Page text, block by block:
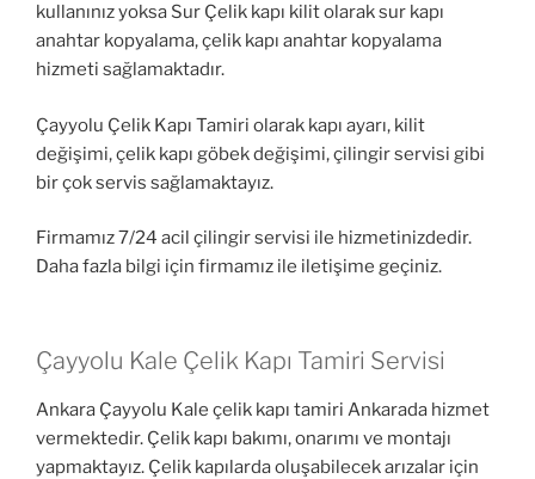
kullanınız yoksa Sur Çelik kapı kilit olarak sur kapı
anahtar kopyalama, çelik kapı anahtar kopyalama
hizmeti sağlamaktadır.
Çayyolu Çelik Kapı Tamiri olarak kapı ayarı, kilit
değişimi, çelik kapı göbek değişimi, çilingir servisi gibi
bir çok servis sağlamaktayız.
Firmamız 7/24 acil çilingir servisi ile hizmetinizdedir.
Daha fazla bilgi için firmamız ile iletişime geçiniz.
Çayyolu Kale Çelik Kapı Tamiri Servisi
Ankara Çayyolu Kale çelik kapı tamiri Ankarada hizmet
vermektedir. Çelik kapı bakımı, onarımı ve montajı
yapmaktayız. Çelik kapılarda oluşabilecek arızalar için